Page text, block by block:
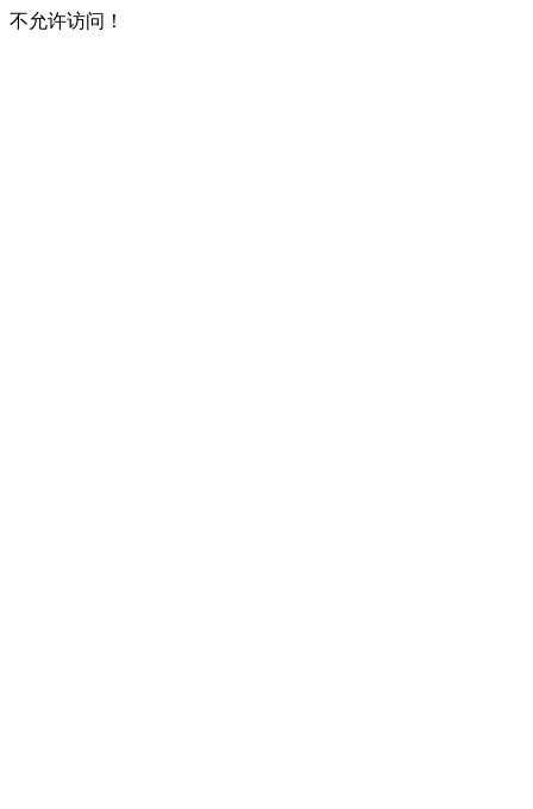
不允许访问！